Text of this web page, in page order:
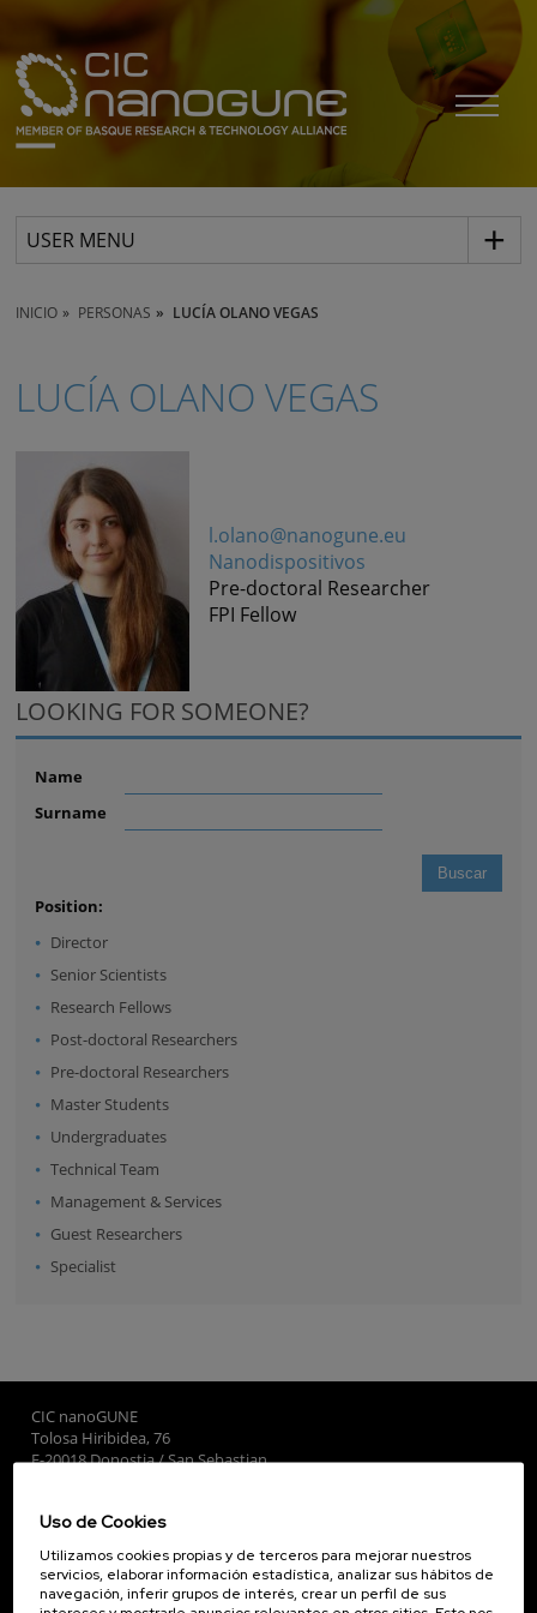
USER MENU
INICIO PERSONAS LUCÍA OLANO VEGAS
LUCÍA OLANO VEGAS
l.olano@nanogune.eu
Nanodispositivos
Pre-doctoral Researcher
FPI Fellow
LOOKING FOR SOMEONE?
Name
Surname
Position:
Director
Senior Scientists
Research Fellows
Post-doctoral Researchers
Pre-doctoral Researchers
Master Students
Undergraduates
Technical Team
Management & Services
Guest Researchers
Specialist
CIC nanoGUNE
Tolosa Hiribidea, 76
E-20018 Donostia / San Sebastian
Subscribe to our Newsletter
nanoGUNE
Uso de Cookies
Utilizamos cookies propias y de terceros para mejorar nuestros
servicios, elaborar información estadística, analizar sus hábitos de
navegación, inferir grupos de interés, crear un perfil de sus